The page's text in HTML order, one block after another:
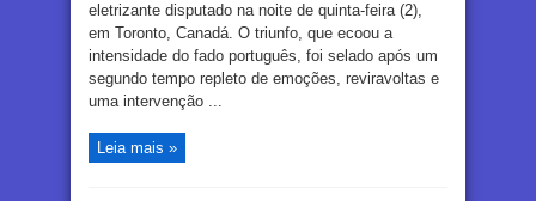
eletrizante disputado na noite de quinta-feira (2),
em Toronto, Canadá. O triunfo, que ecoou a
intensidade do fado português, foi selado após um
segundo tempo repleto de emoções, reviravoltas e
uma intervenção ...
Leia mais »